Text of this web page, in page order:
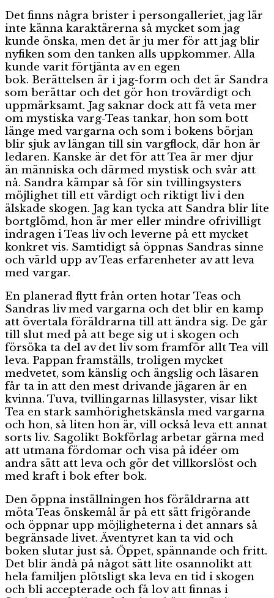
Det finns några brister i persongalleriet, jag lär
inte känna karaktärerna så mycket som jag
kunde önska, men det är ju mer för att jag blir
nyfiken som den tanken alls uppkommer. Alla
kunde varit förtjänta av en egen
bok. Berättelsen är i jag-form och det är Sandra
som berättar och det gör hon trovärdigt och
uppmärksamt. Jag saknar dock att få veta mer
om mystiska varg-Teas tankar, hon som bott
länge med vargarna och som i bokens början
blir sjuk av längan till sin vargflock, där hon är
ledaren. Kanske är det för att Tea är mer djur
än människa och därmed mystisk och svår att
nå. Sandra kämpar så för sin tvillingsysters
möjlighet till ett värdigt och riktigt liv i den
älskade skogen. Jag kan tycka att Sandra blir lite
bortglömd, hon är mer eller mindre ofrivilligt
indragen i Teas liv och leverne på ett mycket
konkret vis. Samtidigt så öppnas Sandras sinne
och värld upp av Teas erfarenheter av att leva
med vargar.
En planerad flytt från orten hotar Teas och
Sandras liv med vargarna och det blir en kamp
att övertala föräldrarna till att ändra sig. De går
till slut med på att bege sig ut i skogen och
försöka ta del av det liv som framför allt Tea vill
leva. Pappan framställs, troligen mycket
medvetet, som känslig och ängslig och läsaren
får ta in att den mest drivande jägaren är en
kvinna. Tuva, tvillingarnas lillasyster, visar likt
Tea en stark samhörighetskänsla med vargarna
och hon, så liten hon är, vill också leva ett annat
sorts liv. Sagolikt Bokförlag arbetar gärna med
att utmana fördomar och visa på idéer om
andra sätt att leva och gör det villkorslöst och
med kraft i bok efter bok.
Den öppna inställningen hos föräldrarna att
möta Teas önskemål är på ett sätt frigörande
och öppnar upp möjligheterna i det annars så
begränsade livet. Äventyret kan ta vid och
boken slutar just så. Öppet, spännande och fritt.
Det blir ändå på något sätt lite osannolikt att
hela familjen plötsligt ska leva en tid i skogen
och bli accepterade och få lov att finnas i